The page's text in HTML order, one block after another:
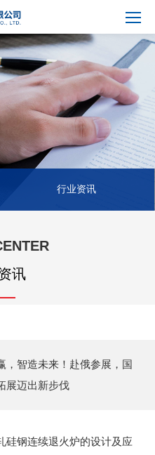
行业资讯
讯
，智造未来！赴俄参展，国
展迈出新步伐
硅钢连续退火炉的设计及应